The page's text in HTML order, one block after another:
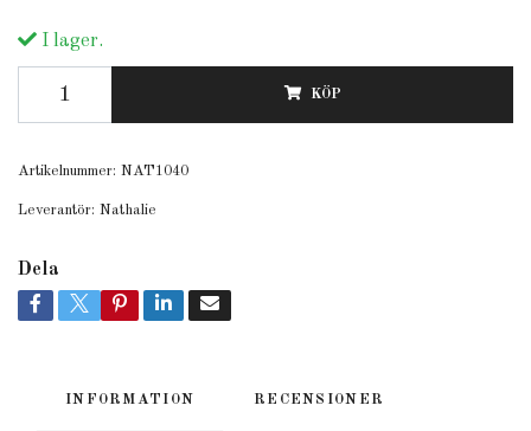
I lager.
KÖP
Artikelnummer: NAT1040
Leverantör: Nathalie
Dela
INFORMATION RECENSIONER